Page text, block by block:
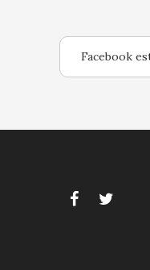
Facebook